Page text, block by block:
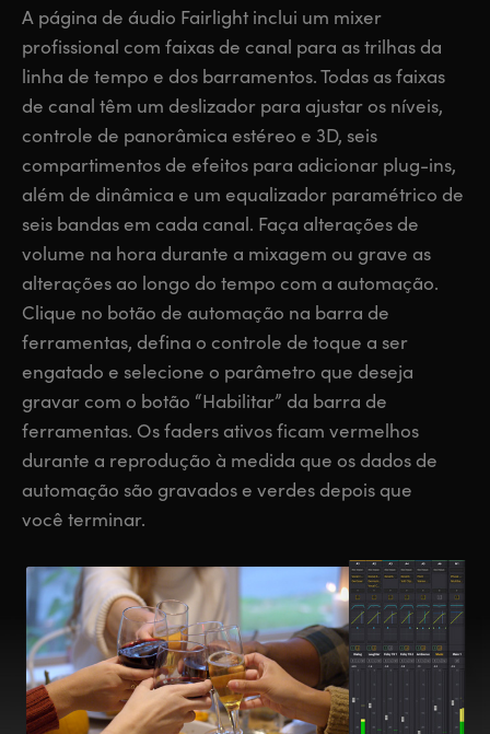
A página de áudio Fairlight inclui um mixer
profissional com faixas de canal para as trilhas da
linha de tempo e dos barramentos. Todas as faixas
de canal têm um deslizador para ajustar os níveis,
controle de panorâmica estéreo e 3D, seis
compartimentos de efeitos para adicionar plug-ins,
além de dinâmica e um equalizador paramétrico de
seis bandas em cada canal. Faça alterações de
volume na hora durante a mixagem ou grave as
alterações ao longo do tempo com a automação.
Clique no botão de automação na barra de
ferramentas, defina o controle de toque a ser
engatado e selecione o parâmetro que deseja
gravar com o botão “Habilitar” da barra de
ferramentas. Os faders ativos ficam vermelhos
durante a reprodução à medida que os dados de
automação são gravados e verdes depois que
você terminar.